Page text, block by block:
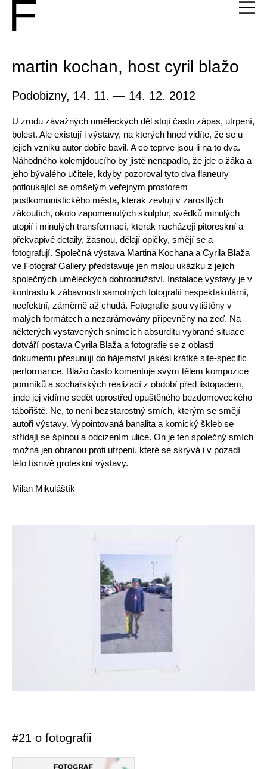
martin kochan, host cyril blažo
Podobizny, 14. 11. — 14. 12. 2012
U zrodu závažných uměleckých děl stojí často zápas, utrpení,
bolest. Ale existují i výstavy, na kterých hned vidíte, že se u
jejich vzniku autor dobře bavil. A co teprve jsou-li na to dva.
Náhodného kolemjdoucího by jistě nenapadlo, že jde o žáka a
jeho bývalého učitele, kdyby pozoroval tyto dva flaneury
potloukající se omšelým veřejným prostorem
postkomunistického města, kterak zevlují v zarostlých
zákoutích, okolo zapomenutých skulptur, svědků minulých
utopií i minulých transformací, kterak nacházejí pitoreskní a
překvapivé detaily, žasnou, dělají opičky, smějí se a
fotografují. Společná výstava Martina Kochana a Cyrila Blaža
ve Fotograf Gallery představuje jen malou ukázku z jejich
společných uměleckých dobrodružství. Instalace výstavy je v
kontrastu k zábavnosti samotných fotografií nespektakulární,
neefektní, záměrně až chudá. Fotografie jsou vytištěny v
malých formátech a nezarámovány připevněny na zeď. Na
některých vystavených snímcích absurditu vybrané situace
dotváří postava Cyrila Blaža a fotografie se z oblasti
dokumentu přesunují do hájemství jakési krátké site-specific
performance. Blažo často komentuje svým tělem kompozice
pomníků a sochařských realizací z období před listopadem,
jinde jej vidíme sedět uprostřed opuštěného bezdomoveckého
tábořiště. Ne, to není bezstarostný smích, kterým se smějí
autoři výstavy. Vypointovaná banalita a komický škleb se
střídají se špínou a odcizením ulice. On je ten společný smích
možná jen obranou proti utrpení, které se skrývá i v pozadí
této tísnivě groteskní výstavy.
Milan Mikuláštík
#21 o fotografii